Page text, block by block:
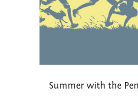
Summer with the